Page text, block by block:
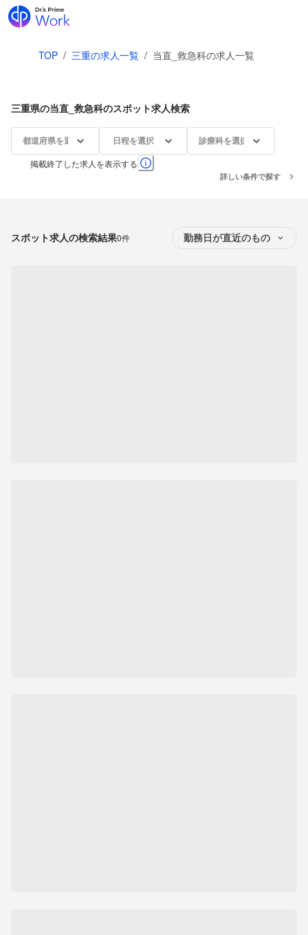
TOP / 三重の求人一覧 / 当直_救急科の求人一覧
三重県の当直_救急科のスポット求人検索
都道府県を選択 日程を選択 診療科を選択
掲載終了した求人を表示する
詳しい条件で探す
スポット求人の検索結果0件 勤務日が直近のもの